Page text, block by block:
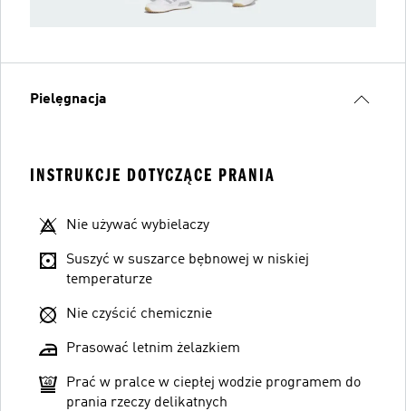
Pielęgnacja
INSTRUKCJE DOTYCZĄCE PRANIA
Nie używać wybielaczy
Suszyć w suszarce bębnowej w niskiej
temperaturze
Nie czyścić chemicznie
Prasować letnim żelazkiem
Prać w pralce w ciepłej wodzie programem do
prania rzeczy delikatnych